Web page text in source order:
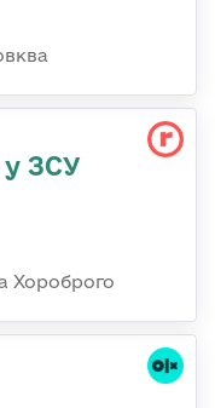
у ЗСУ
Хороброго